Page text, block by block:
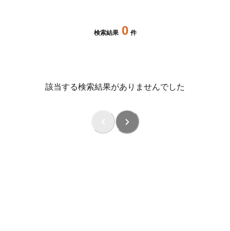
検索結果 0 件
該当する検索結果がありませんでした